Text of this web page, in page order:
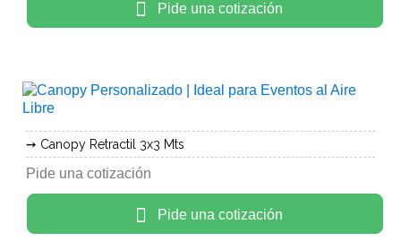
Pide una cotización
Canopy Retractil 3x3 Mts
Pide una cotización
Pide una cotización